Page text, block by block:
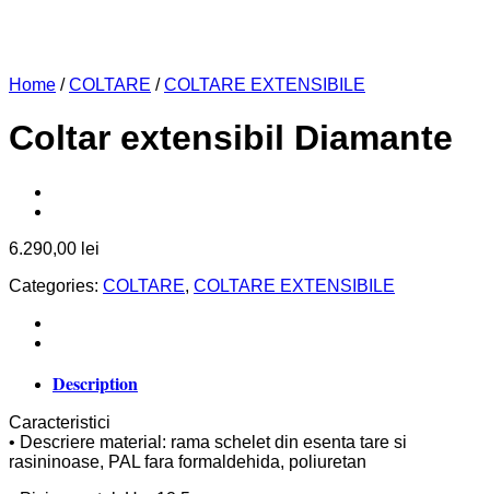
Home / COLTARE / COLTARE EXTENSIBILE
Coltar extensibil Diamante
6.290,00 lei
Categories: COLTARE, COLTARE EXTENSIBILE
Description
Caracteristici
• Descriere material: rama schelet din esenta tare si
rasininoase, PAL fara formaldehida, poliuretan